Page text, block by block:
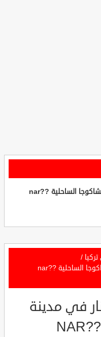
تعرف على شارع تشنار في مدينة اكتشاكوجا الساحلية ??nar
/
تعرف على شارع تشنار في مدينة اكتشاكوجا الساحلية ??nar
في مدينة
اكتشاكوجا الساحلية ??NAR